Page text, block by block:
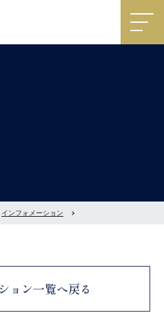
インフォメーション
ョン一覧へ戻る